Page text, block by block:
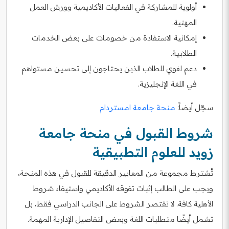
أولوية للمشاركة في الفعاليات الأكاديمية وورش العمل
المهنية.
إمكانية الاستفادة من خصومات على بعض الخدمات
الطلابية.
دعم لغوي للطلاب الذين يحتاجون إلى تحسين مستواهم
في اللغة الإنجليزية.
سجّل أيضاً: منحة جامعة امستردام
شروط القبول في منحة جامعة
زويد للعلوم التطبيقية
تُشترط مجموعة من المعايير الدقيقة للقبول في هذه المنحة،
ويجب على الطالب إثبات تفوقه الأكاديمي واستيفاء شروط
الأهلية كافة. لا تقتصر الشروط على الجانب الدراسي فقط، بل
تشمل أيضًا متطلبات اللغة وبعض التفاصيل الإدارية المهمة.